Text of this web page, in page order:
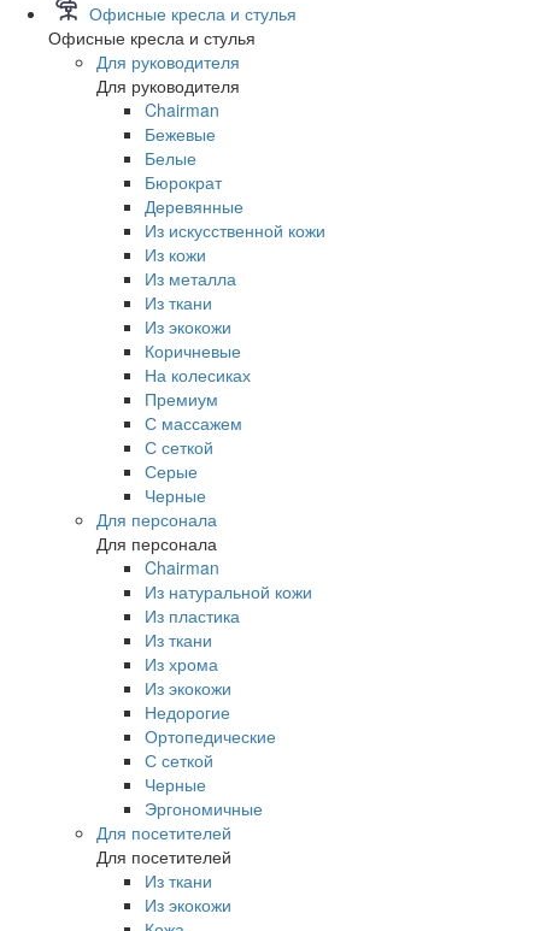
Офисные кресла и стулья
Офисные кресла и стулья
Для руководителя
Для руководителя
Chairman
Бежевые
Белые
Бюрократ
Деревянные
Из искусственной кожи
Из кожи
Из металла
Из ткани
Из экокожи
Коричневые
На колесиках
Премиум
С массажем
С сеткой
Серые
Черные
Для персонала
Для персонала
Chairman
Из натуральной кожи
Из пластика
Из ткани
Из хрома
Из экокожи
Недорогие
Ортопедические
С сеткой
Черные
Эргономичные
Для посетителей
Для посетителей
Из ткани
Из экокожи